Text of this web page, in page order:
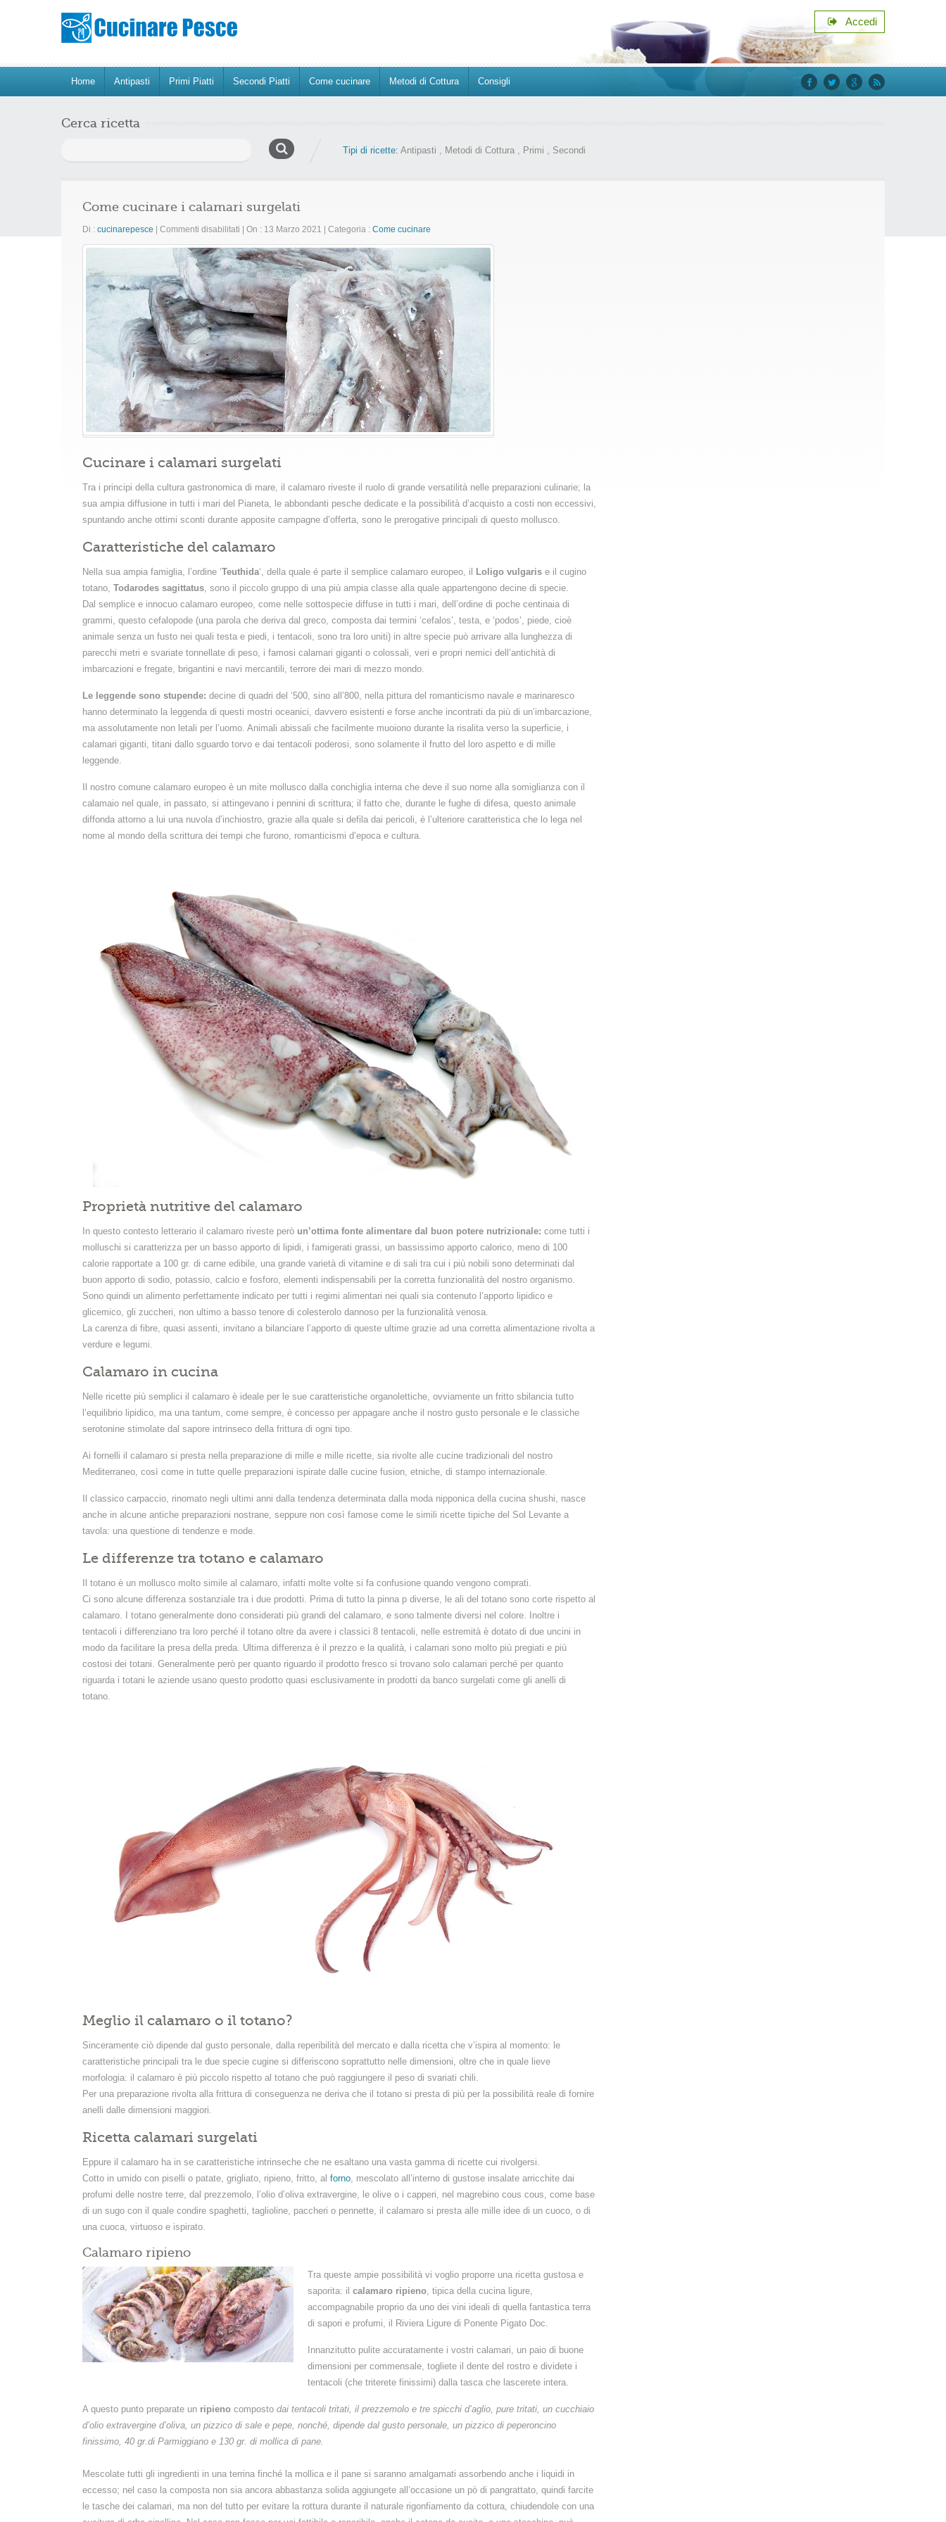
Accedi
Home Antipasti Primi Piatti Secondi Piatti Come cucinare Metodi di Cottura
Consigli
facebook
twittergoogle+
rss
Cerca ricetta
Tipi di ricette: Antipasti , Metodi di Cottura , Primi , Secondi
Come cucinare i calamari surgelati
Di : cucinarepesce Commenti disabilitati su
Come
cucinare
i
calamari
surgelati
On : 13 Marzo 2021 Categoria : Come cucinare
Cucinare i calamari surgelati
Tra i principi della cultura gastronomica di mare, il calamaro riveste il ruolo di grande versatilità nelle preparazioni culinarie; la
sua ampia diffusione in tutti i mari del Pianeta, le abbondanti pesche dedicate e la possibilità d’acquisto a costi non eccessivi,
spuntando anche ottimi sconti durante apposite campagne d’offerta, sono le prerogative principali di questo mollusco.
Caratteristiche del calamaro
Nella sua ampia famiglia, l’ordine ‘Teuthida‘, della quale é parte il semplice calamaro europeo, il Loligo vulgaris e il cugino
totano, Todarodes sagittatus, sono il piccolo gruppo di una più ampia classe alla quale appartengono decine di specie.
Dal semplice e innocuo calamaro europeo, come nelle sottospecie diffuse in tutti i mari, dell’ordine di poche centinaia di
grammi, questo cefalopode (una parola che deriva dal greco, composta dai termini ‘cefalos’, testa, e ‘podos’, piede, cioè
animale senza un fusto nei quali testa e piedi, i tentacoli, sono tra loro uniti) in altre specie può arrivare alla lunghezza di
parecchi metri e svariate tonnellate di peso, i famosi calamari giganti o colossali, veri e propri nemici dell’antichità di
imbarcazioni e fregate, brigantini e navi mercantili, terrore dei mari di mezzo mondo.
Le leggende sono stupende: decine di quadri del ‘500, sino all’800, nella pittura del romanticismo navale e marinaresco
hanno determinato la leggenda di questi mostri oceanici, davvero esistenti e forse anche incontrati da più di un’imbarcazione,
ma assolutamente non letali per l’uomo. Animali abissali che facilmente muoiono durante la risalita verso la superficie, i
calamari giganti, titani dallo sguardo torvo e dai tentacoli poderosi, sono solamente il frutto del loro aspetto e di mille
leggende.
Il nostro comune calamaro europeo è un mite mollusco dalla conchiglia interna che deve il suo nome alla somiglianza con il
calamaio nel quale, in passato, si attingevano i pennini di scrittura; il fatto che, durante le fughe di difesa, questo animale
diffonda attorno a lui una nuvola d’inchiostro, grazie alla quale si defila dai pericoli, è l’ulteriore caratteristica che lo lega nel
nome al mondo della scrittura dei tempi che furono, romanticismi d’epoca e cultura.
Proprietà nutritive del calamaro
In questo contesto letterario il calamaro riveste però un’ottima fonte alimentare dal buon potere nutrizionale: come tutti i
molluschi si caratterizza per un basso apporto di lipidi, i famigerati grassi, un bassissimo apporto calorico, meno di 100
calorie rapportate a 100 gr. di carne edibile, una grande varietà di vitamine e di sali tra cui i più nobili sono determinati dal
buon apporto di sodio, potassio, calcio e fosforo, elementi indispensabili per la corretta funzionalità del nostro organismo.
Sono quindi un alimento perfettamente indicato per tutti i regimi alimentari nei quali sia contenuto l’apporto lipidico e
glicemico, gli zuccheri, non ultimo a basso tenore di colesterolo dannoso per la funzionalità venosa.
La carenza di fibre, quasi assenti, invitano a bilanciare l’apporto di queste ultime grazie ad una corretta alimentazione rivolta a
verdure e legumi.
Calamaro in cucina
Nelle ricette più semplici il calamaro è ideale per le sue caratteristiche organolettiche, ovviamente un fritto sbilancia tutto
l’equilibrio lipidico, ma una tantum, come sempre, è concesso per appagare anche il nostro gusto personale e le classiche
serotonine stimolate dal sapore intrinseco della frittura di ogni tipo.
Ai fornelli il calamaro si presta nella preparazione di mille e mille ricette, sia rivolte alle cucine tradizionali del nostro
Mediterraneo, così come in tutte quelle preparazioni ispirate dalle cucine fusion, etniche, di stampo internazionale.
Il classico carpaccio, rinomato negli ultimi anni dalla tendenza determinata dalla moda nipponica della cucina shushi, nasce
anche in alcune antiche preparazioni nostrane, seppure non così famose come le simili ricette tipiche del Sol Levante a
tavola: una questione di tendenze e mode.
Le differenze tra totano e calamaro
Il totano è un mollusco molto simile al calamaro, infatti molte volte si fa confusione quando vengono comprati.
Ci sono alcune differenza sostanziale tra i due prodotti. Prima di tutto la pinna p diverse, le ali del totano sono corte rispetto al
calamaro. I totano generalmente dono considerati più grandi del calamaro, e sono talmente diversi nel colore. Inoltre i
tentacoli i differenziano tra loro perché il totano oltre da avere i classici 8 tentacoli, nelle estremità è dotato di due uncini in
modo da facilitare la presa della preda. Ultima differenza è il prezzo e la qualità, i calamari sono molto più pregiati e più
costosi dei totani. Generalmente però per quanto riguardo il prodotto fresco si trovano solo calamari perché per quanto
riguarda i totani le aziende usano questo prodotto quasi esclusivamente in prodotti da banco surgelati come gli anelli di
totano.
Meglio il calamaro o il totano?
Sinceramente ciò dipende dal gusto personale, dalla reperibilità del mercato e dalla ricetta che v’ispira al momento: le
caratteristiche principali tra le due specie cugine si differiscono soprattutto nelle dimensioni, oltre che in quale lieve
morfologia: il calamaro è più piccolo rispetto al totano che può raggiungere il peso di svariati chili.
Per una preparazione rivolta alla frittura di conseguenza ne deriva che il totano si presta di più per la possibilità reale di fornire
anelli dalle dimensioni maggiori.
Ricetta calamari surgelati
Eppure il calamaro ha in se caratteristiche intrinseche che ne esaltano una vasta gamma di ricette cui rivolgersi.
Cotto in umido con piselli o patate, grigliato, ripieno, fritto, al forno, mescolato all’interno di gustose insalate arricchite dai
profumi delle nostre terre, dal prezzemolo, l’olio d’oliva extravergine, le olive o i capperi, nel magrebino cous cous, come base
di un sugo con il quale condire spaghetti, taglioline, paccheri o pennette, il calamaro si presta alle mille idee di un cuoco, o di
una cuoca, virtuoso e ispirato.
Calamaro ripieno
Tra queste ampie possibilità vi voglio proporre una ricetta gustosa e
saporita: il calamaro ripieno, tipica della cucina ligure,
accompagnabile proprio da uno dei vini ideali di quella fantastica terra
di sapori e profumi, il Riviera Ligure di Ponente Pigato Doc.
Innanzitutto pulite accuratamente i vostri calamari, un paio di buone
dimensioni per commensale, togliete il dente del rostro e dividete i
tentacoli (che triterete finissimi) dalla tasca che lascerete intera.
A questo punto preparate un ripieno composto dai tentacoli tritati, il prezzemolo e tre spicchi d’aglio, pure tritati, un cucchiaio
d’olio extravergine d’oliva, un pizzico di sale e pepe, nonché, dipende dal gusto personale, un pizzico di peperoncino
finissimo, 40 gr.di Parmiggiano e 130 gr. di mollica di pane.
Mescolate tutti gli ingredienti in una terrina finché la mollica e il pane si saranno amalgamati assorbendo anche i liquidi in
eccesso; nel caso la composta non sia ancora abbastanza solida aggiungete all’occasione un pò di pangrattato, quindi farcite
le tasche dei calamari, ma non del tutto per evitare la rottura durante il naturale rigonfiamento da cottura, chiudendole con una